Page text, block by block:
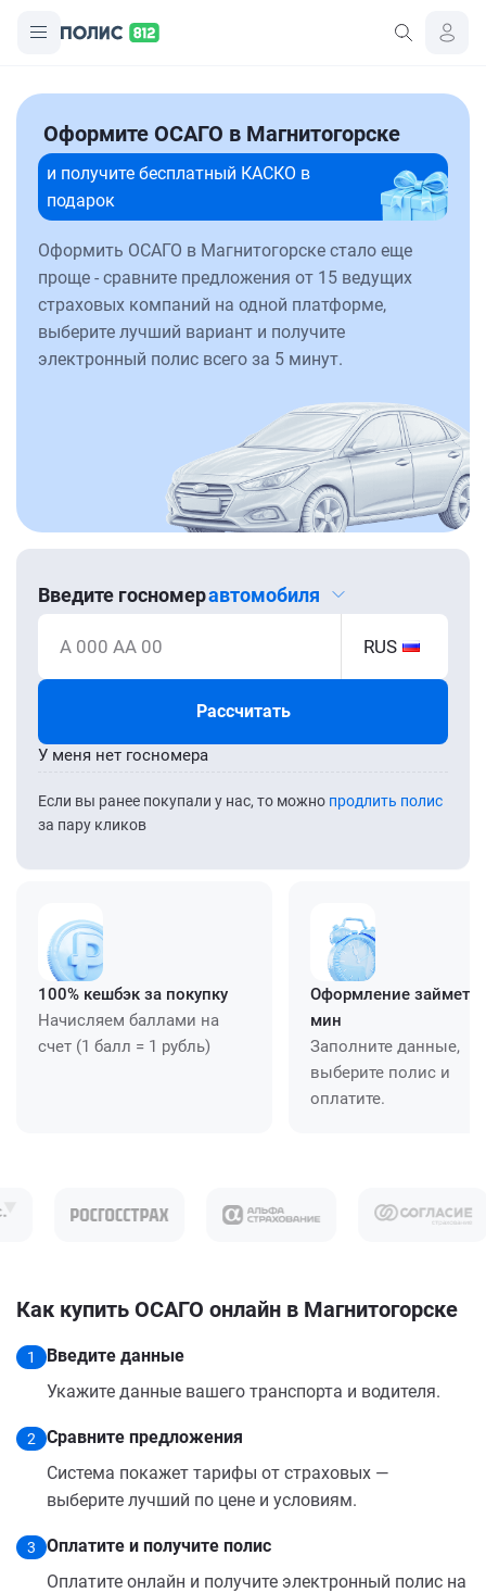
Оформите ОСАГО в Магнитогорске
и получите бесплатный КАСКО в
подарок
Оформить ОСАГО в Магнитогорске стало еще
проще - сравните предложения от 15 ведущих
страховых компаний на одной платформе,
выберите лучший вариант и получите
электронный полис всего за 5 минут.
Введите госномеравтомобиля
А 000 АА 00 RUS
Рассчитать
Если вы ранее покупали у нас, то можно продлить полис
за пару кликов
У меня нет госномера
100% кешбэк за покупку
Начисляем баллами на
счет (1 балл = 1 рубль)
Оформление займет
мин
Заполните данные,
выберите полис и
оплатите.
Как купить ОСАГО онлайн в Магнитогорске
1
Введите данные
Укажите данные вашего транспорта и водителя.
2
Сравните предложения
Система покажет тарифы от страховых —
выберите лучший по цене и условиям.
3
Оплатите и получите полис
Оплатите онлайн и получите электронный полис на